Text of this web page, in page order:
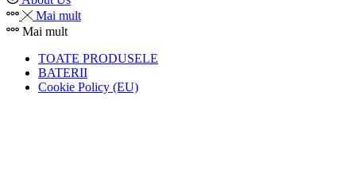
Mai mult
Mai mult
TOATE PRODUSELE
BATERII
Cookie Policy (EU)